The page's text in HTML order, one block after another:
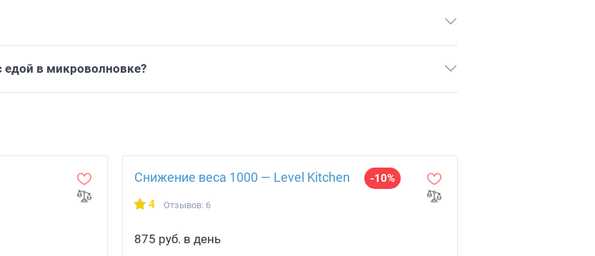
едой в микроволновке?
Снижение веса 1000 — Level Kitchen -10%
4 Отзывов: 6
875 руб. в день